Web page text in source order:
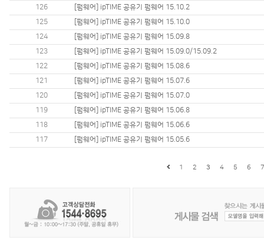
126
[펌웨어] ipTIME 공유기 펌웨어 15.10.2
125
[펌웨어] ipTIME 공유기 펌웨어 15.10.0
124
[펌웨어] ipTIME 공유기 펌웨어 15.09.8
123
[펌웨어] ipTIME 공유기 펌웨어 15.09.0/15.09.2
122
[펌웨어] ipTIME 공유기 펌웨어 15.08.6
121
[펌웨어] ipTIME 공유기 펌웨어 15.07.6
120
[펌웨어] ipTIME 공유기 펌웨어 15.07.0
119
[펌웨어] ipTIME 공유기 펌웨어 15.06.8
118
[펌웨어] ipTIME 공유기 펌웨어 15.06.6
117
[펌웨어] ipTIME 공유기 펌웨어 15.05.6
1 2 3 4 5 6